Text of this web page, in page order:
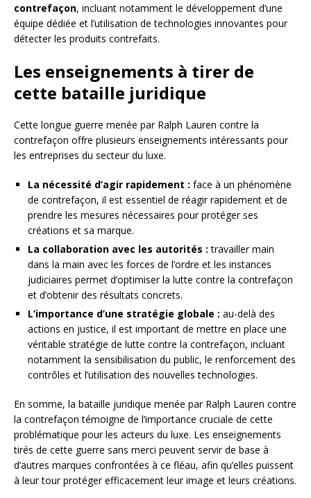
contrefaçon, incluant notamment le développement d’une
équipe dédiée et l’utilisation de technologies innovantes pour
détecter les produits contrefaits.
Les enseignements à tirer de
cette bataille juridique
Cette longue guerre menée par Ralph Lauren contre la
contrefaçon offre plusieurs enseignements intéressants pour
les entreprises du secteur du luxe.
La nécessité d’agir rapidement : face à un phénomène
de contrefaçon, il est essentiel de réagir rapidement et de
prendre les mesures nécessaires pour protéger ses
créations et sa marque.
La collaboration avec les autorités : travailler main
dans la main avec les forces de l’ordre et les instances
judiciaires permet d’optimiser la lutte contre la contrefaçon
et d’obtenir des résultats concrets.
L’importance d’une stratégie globale : au-delà des
actions en justice, il est important de mettre en place une
véritable stratégie de lutte contre la contrefaçon, incluant
notamment la sensibilisation du public, le renforcement des
contrôles et l’utilisation des nouvelles technologies.
En somme, la bataille juridique menée par Ralph Lauren contre
la contrefaçon témoigne de l’importance cruciale de cette
problématique pour les acteurs du luxe. Les enseignements
tirés de cette guerre sans merci peuvent servir de base à
d’autres marques confrontées à ce fléau, afin qu’elles puissent
à leur tour protéger efficacement leur image et leurs créations.